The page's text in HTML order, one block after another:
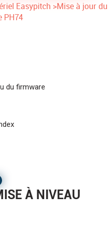
Easypitch >Mise à jour du
PH74
du firmware
À NIVEAU